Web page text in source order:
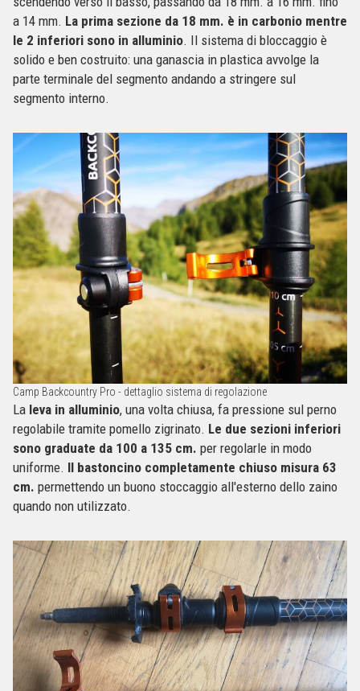
a 14 mm. La prima sezione da 18 mm. è in carbonio mentre
le 2 inferiori sono in alluminio. Il sistema di bloccaggio è
solido e ben costruito: una ganascia in plastica avvolge la
parte terminale del segmento andando a stringere sul
segmento interno.
Camp Backcountry Pro - dettaglio sistema di regolazione
La leva in alluminio, una volta chiusa, fa pressione sul perno
regolabile tramite pomello zigrinato. Le due sezioni inferiori
sono graduate da 100 a 135 cm. per regolarle in modo
uniforme. Il bastoncino completamente chiuso misura 63
cm. permettendo un buono stoccaggio all'esterno dello zaino
quando non utilizzato.